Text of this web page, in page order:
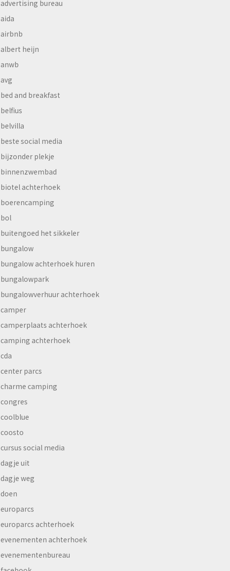
advertising bureau
aida
airbnb
albert heijn
anwb
avg
bed and breakfast
belfius
belvilla
beste social media
bijzonder plekje
binnenzwembad
biotel achterhoek
boerencamping
bol
buitengoed het sikkeler
bungalow
bungalow achterhoek huren
bungalowpark
bungalowverhuur achterhoek
camper
camperplaats achterhoek
camping achterhoek
cda
center parcs
charme camping
congres
coolblue
coosto
cursus social media
dagje uit
dagje weg
doen
europarcs
europarcs achterhoek
evenementen achterhoek
evenementenbureau